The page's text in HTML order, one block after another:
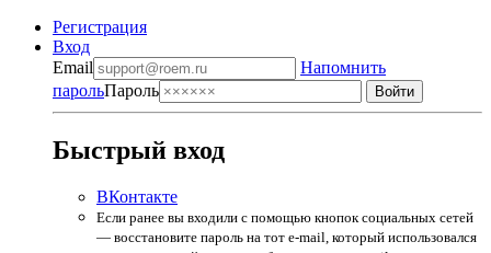
Регистрация
Вход
Email
Напомнить
парольПароль
Быстрый вход
ВКонтакте
Если ранее вы входили с помощью кнопок социальных сетей
— восстановите пароль на тот e-mail, который использовался